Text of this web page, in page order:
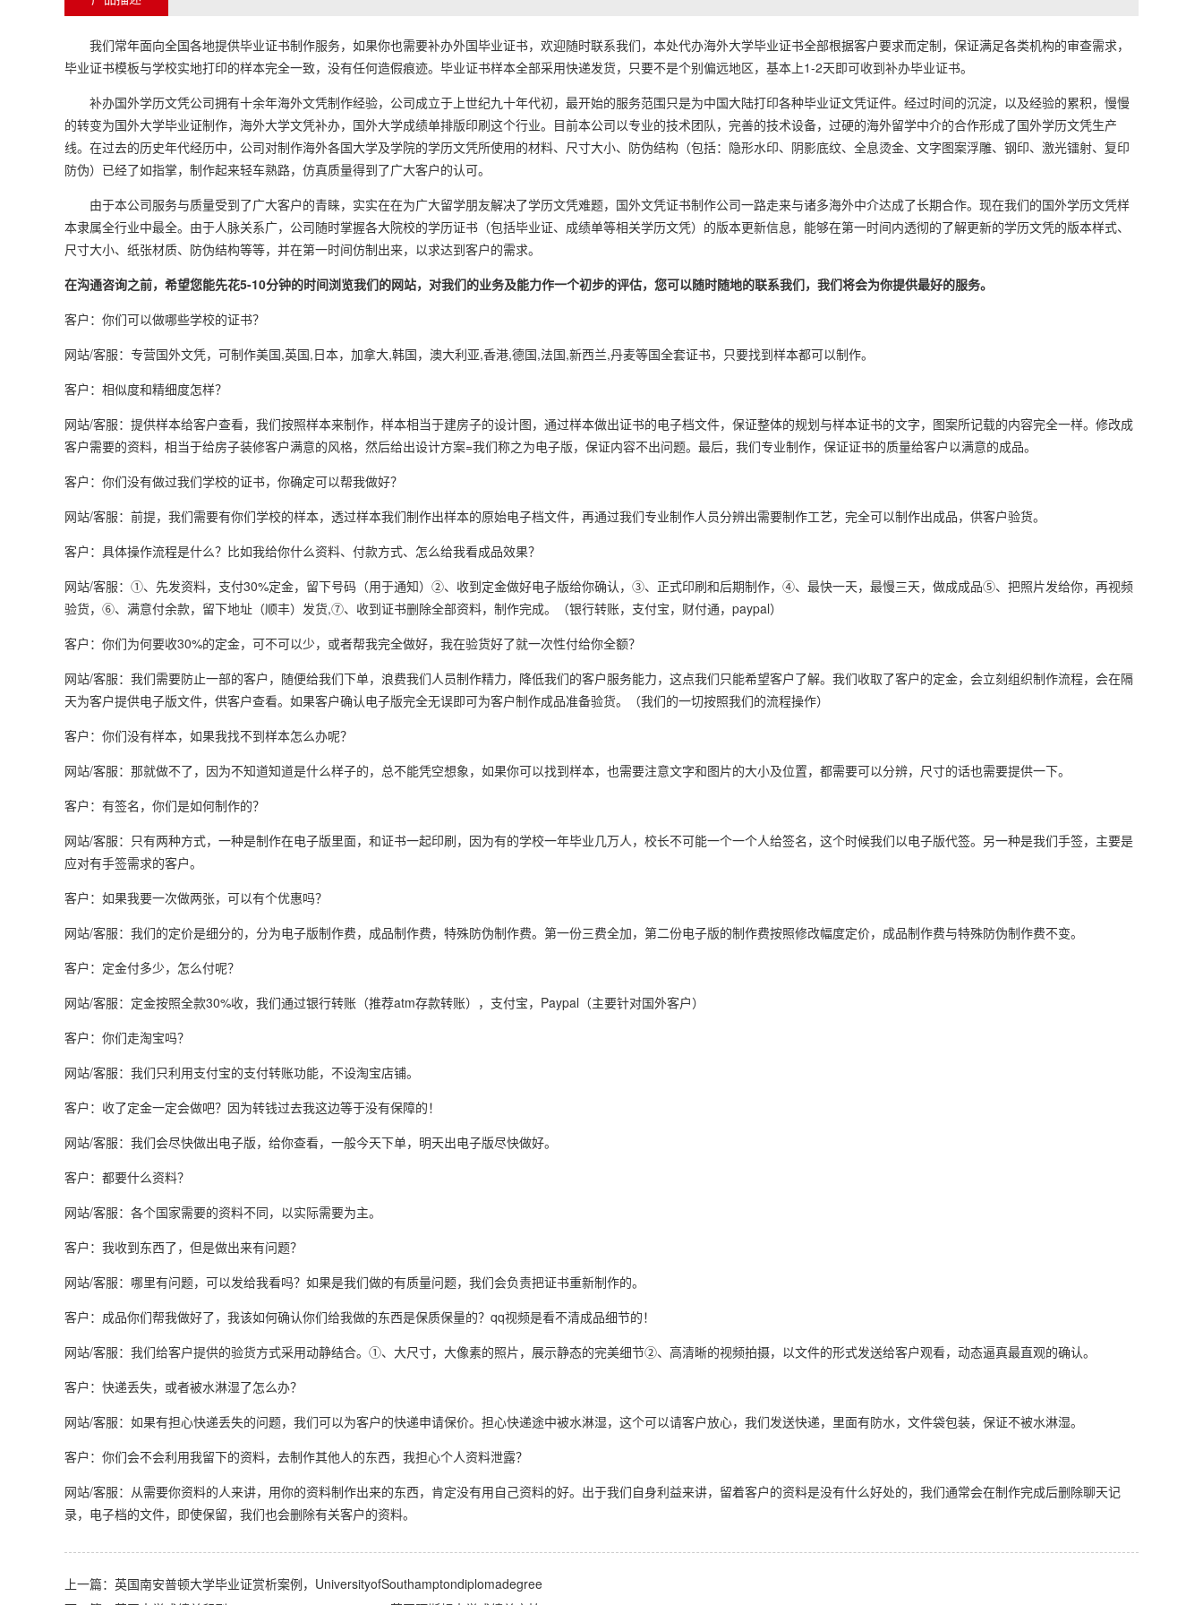
我们常年面向全国各地提供毕业证书制作服务，如果你也需要补办外国毕业证书，欢迎随时联系我们，本处代办海外大学毕业证书全部根据客户要求而定制，保证满足各类机构的审查需求，
毕业证书模板与学校实地打印的样本完全一致，没有任何造假痕迹。毕业证书样本全部采用快递发货，只要不是个别偏远地区，基本上1-2天即可收到补办毕业证书。
补办国外学历文凭公司拥有十余年海外文凭制作经验，公司成立于上世纪九十年代初，最开始的服务范围只是为中国大陆打印各种毕业证文凭证件。经过时间的沉淀，以及经验的累积，慢慢
的转变为国外大学毕业证制作，海外大学文凭补办，国外大学成绩单排版印刷这个行业。目前本公司以专业的技术团队，完善的技术设备，过硬的海外留学中介的合作形成了国外学历文凭生产
线。在过去的历史年代经历中，公司对制作海外各国大学及学院的学历文凭所使用的材料、尺寸大小、防伪结构（包括：隐形水印、阴影底纹、全息烫金、文字图案浮雕、钢印、激光镭射、复印
防伪）已经了如指掌，制作起来轻车熟路，仿真质量得到了广大客户的认可。
由于本公司服务与质量受到了广大客户的青睐，实实在在为广大留学朋友解决了学历文凭难题，国外文凭证书制作公司一路走来与诸多海外中介达成了长期合作。现在我们的国外学历文凭样
本隶属全行业中最全。由于人脉关系广，公司随时掌握各大院校的学历证书（包括毕业证、成绩单等相关学历文凭）的版本更新信息，能够在第一时间内透彻的了解更新的学历文凭的版本样式、
尺寸大小、纸张材质、防伪结构等等，并在第一时间仿制出来，以求达到客户的需求。
在沟通咨询之前，希望您能先花5-10分钟的时间浏览我们的网站，对我们的业务及能力作一个初步的评估，您可以随时随地的联系我们，我们将会为你提供最好的服务。
客户：你们可以做哪些学校的证书？
网站/客服：专营国外文凭，可制作美国,英国,日本，加拿大,韩国，澳大利亚,香港,德国,法国,新西兰,丹麦等国全套证书，只要找到样本都可以制作。
客户：相似度和精细度怎样？
网站/客服：提供样本给客户查看，我们按照样本来制作，样本相当于建房子的设计图，通过样本做出证书的电子档文件，保证整体的规划与样本证书的文字，图案所记载的内容完全一样。修改成
客户需要的资料，相当于给房子装修客户满意的风格，然后给出设计方案=我们称之为电子版，保证内容不出问题。最后，我们专业制作，保证证书的质量给客户以满意的成品。
客户：你们没有做过我们学校的证书，你确定可以帮我做好？
网站/客服：前提，我们需要有你们学校的样本，透过样本我们制作出样本的原始电子档文件，再通过我们专业制作人员分辨出需要制作工艺，完全可以制作出成品，供客户验货。
客户：具体操作流程是什么？比如我给你什么资料、付款方式、怎么给我看成品效果？
网站/客服：①、先发资料，支付30%定金，留下号码（用于通知）②、收到定金做好电子版给你确认，③、正式印刷和后期制作，④、最快一天，最慢三天，做成成品⑤、把照片发给你，再视频
验货，⑥、满意付余款，留下地址（顺丰）发货,⑦、收到证书删除全部资料，制作完成。（银行转账，支付宝，财付通，paypal）
客户：你们为何要收30%的定金，可不可以少，或者帮我完全做好，我在验货好了就一次性付给你全额？
网站/客服：我们需要防止一部的客户，随便给我们下单，浪费我们人员制作精力，降低我们的客户服务能力，这点我们只能希望客户了解。我们收取了客户的定金，会立刻组织制作流程，会在隔
天为客户提供电子版文件，供客户查看。如果客户确认电子版完全无误即可为客户制作成品准备验货。（我们的一切按照我们的流程操作）
客户：你们没有样本，如果我找不到样本怎么办呢？
网站/客服：那就做不了，因为不知道知道是什么样子的，总不能凭空想象，如果你可以找到样本，也需要注意文字和图片的大小及位置，都需要可以分辨，尺寸的话也需要提供一下。
客户：有签名，你们是如何制作的？
网站/客服：只有两种方式，一种是制作在电子版里面，和证书一起印刷，因为有的学校一年毕业几万人，校长不可能一个一个人给签名，这个时候我们以电子版代签。另一种是我们手签，主要是
应对有手签需求的客户。
客户：如果我要一次做两张，可以有个优惠吗？
网站/客服：我们的定价是细分的，分为电子版制作费，成品制作费，特殊防伪制作费。第一份三费全加，第二份电子版的制作费按照修改幅度定价，成品制作费与特殊防伪制作费不变。
客户：定金付多少，怎么付呢？
网站/客服：定金按照全款30%收，我们通过银行转账（推荐atm存款转账），支付宝，Paypal（主要针对国外客户）
客户：你们走淘宝吗？
网站/客服：我们只利用支付宝的支付转账功能，不设淘宝店铺。
客户：收了定金一定会做吧？因为转钱过去我这边等于没有保障的！
网站/客服：我们会尽快做出电子版，给你查看，一般今天下单，明天出电子版尽快做好。
客户：都要什么资料？
网站/客服：各个国家需要的资料不同，以实际需要为主。
客户：我收到东西了，但是做出来有问题？
网站/客服：哪里有问题，可以发给我看吗？如果是我们做的有质量问题，我们会负责把证书重新制作的。
客户：成品你们帮我做好了，我该如何确认你们给我做的东西是保质保量的？qq视频是看不清成品细节的！
网站/客服：我们给客户提供的验货方式采用动静结合。①、大尺寸，大像素的照片，展示静态的完美细节②、高清晰的视频拍摄，以文件的形式发送给客户观看，动态逼真最直观的确认。
客户：快递丢失，或者被水淋湿了怎么办？
网站/客服：如果有担心快递丢失的问题，我们可以为客户的快递申请保价。担心快递途中被水淋湿，这个可以请客户放心，我们发送快递，里面有防水，文件袋包装，保证不被水淋湿。
客户：你们会不会利用我留下的资料，去制作其他人的东西，我担心个人资料泄露？
网站/客服：从需要你资料的人来讲，用你的资料制作出来的东西，肯定没有用自己资料的好。出于我们自身利益来讲，留着客户的资料是没有什么好处的，我们通常会在制作完成后删除聊天记
录，电子档的文件，即使保留，我们也会删除有关客户的资料。
上一篇：英国南安普顿大学毕业证赏析案例，UniversityofSouthamptondiplomadegree